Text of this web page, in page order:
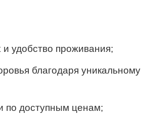
удобство проживания;
благодаря уникальному
по доступным ценам;